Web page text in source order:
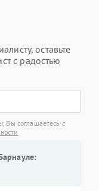
оставьте
с радостью
Вы соглашаетесь с